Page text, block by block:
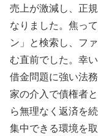
売上が激減し、正
なりました。焦っ
ン」と検索し、フ
む直前でした。幸
借金問題に強い法
家の介入で債権者
ら無理なく返済を
集中できる環境を